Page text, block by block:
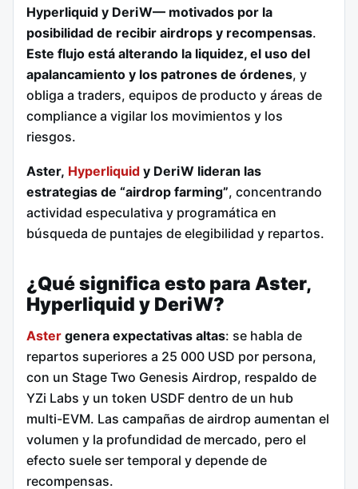
Hyperliquid y DeriW— motivados por la
posibilidad de recibir airdrops y recompensas.
Este flujo está alterando la liquidez, el uso del
apalancamiento y los patrones de órdenes, y
obliga a traders, equipos de producto y áreas de
compliance a vigilar los movimientos y los
riesgos.
Aster, Hyperliquid y DeriW lideran las
estrategias de “airdrop farming”, concentrando
actividad especulativa y programática en
búsqueda de puntajes de elegibilidad y repartos.
¿Qué significa esto para Aster,
Hyperliquid y DeriW?
Aster genera expectativas altas: se habla de
repartos superiores a 25 000 USD por persona,
con un Stage Two Genesis Airdrop, respaldo de
YZi Labs y un token USDF dentro de un hub
multi-EVM. Las campañas de airdrop aumentan el
volumen y la profundidad de mercado, pero el
efecto suele ser temporal y depende de
recompensas.